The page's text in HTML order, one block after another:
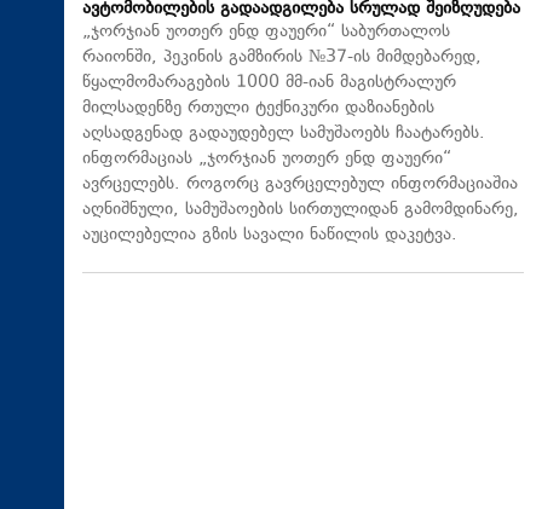
ავტომობილების გადაადგილება სრულად შეიზღუდება
„ჯორჯიან უოთერ ენდ ფაუერი“ საბურთალოს
რაიონში, პეკინის გამზირის №37-ის მიმდებარედ,
წყალმომარაგების 1000 მმ-იან მაგისტრალურ
მილსადენზე რთული ტექნიკური დაზიანების
აღსადგენად გადაუდებელ სამუშაოებს ჩაატარებს.
ინფორმაციას „ჯორჯიან უოთერ ენდ ფაუერი“
ავრცელებს. როგორც გავრცელებულ ინფორმაციაშია
აღნიშნული, სამუშაოების სირთულიდან გამომდინარე,
აუცილებელია გზის სავალი ნაწილის დაკეტვა.